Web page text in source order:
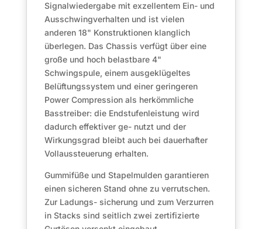
Signalwiedergabe mit exzellentem Ein- und
Ausschwingverhalten und ist vielen
anderen 18" Konstruktionen klanglich
überlegen. Das Chassis verfügt über eine
große und hoch belastbare 4"
Schwingspule, einem ausgeklügeltes
Belüftungssystem und einer geringeren
Power Compression als herkömmliche
Basstreiber: die Endstufenleistung wird
dadurch effektiver ge- nutzt und der
Wirkungsgrad bleibt auch bei dauerhafter
Vollaussteuerung erhalten.
Gummifüße und Stapelmulden garantieren
einen sicheren Stand ohne zu verrutschen.
Zur Ladungs- sicherung und zum Verzurren
in Stacks sind seitlich zwei zertifizierte